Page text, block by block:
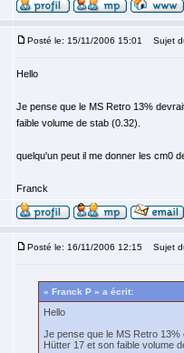
Posté le: 15/11/2006 15:01 Sujet
Hello
Je pense que le MS Retro 13%
faible volume de stab (0.32).
quelqu'un peut il me donner les cm0
Franck
Posté le: 16/11/2006 12:15 Sujet
« Franck P » a écrit:
Hello
Je pense que le MS Retro
Hütter 17 et son faible volume